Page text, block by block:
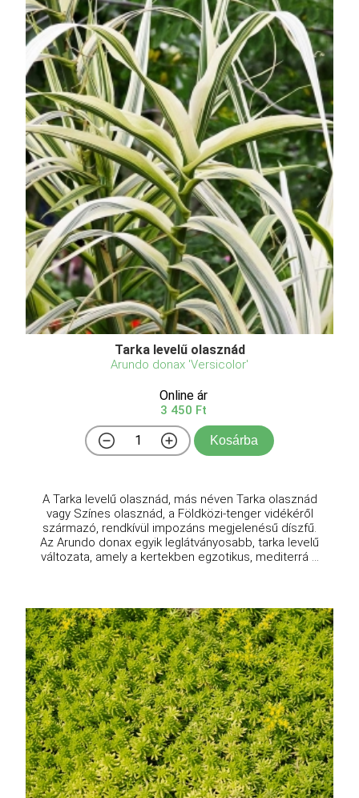
Tarka levelű olasznád
Arundo donax 'Versicolor'
Online ár
3 450 Ft
Kosárba
A Tarka levelű olasznád, más néven Tarka olasznád
vagy Színes olasznád, a Földközi-tenger vidékéről
származó, rendkívül impozáns megjelenésű díszfű.
Az Arundo donax egyik leglátványosabb, tarka levelű
változata, amely a kertekben egzotikus, mediterrá ...